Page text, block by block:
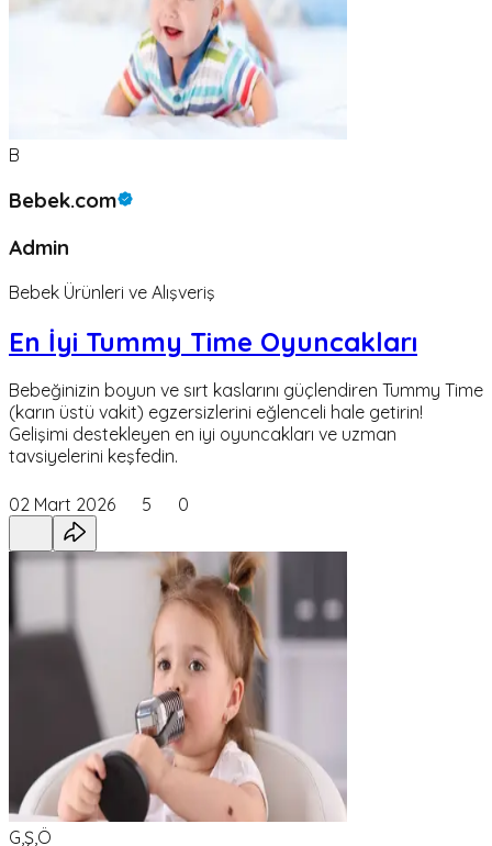
B
Bebek.com
Admin
Bebek Ürünleri ve Alışveriş
En İyi Tummy Time Oyuncakları
Bebeğinizin boyun ve sırt kaslarını güçlendiren Tummy Time
(karın üstü vakit) egzersizlerini eğlenceli hale getirin!
Gelişimi destekleyen en iyi oyuncakları ve uzman
tavsiyelerini keşfedin.
02 Mart 2026 5 0
G,Ş,Ö